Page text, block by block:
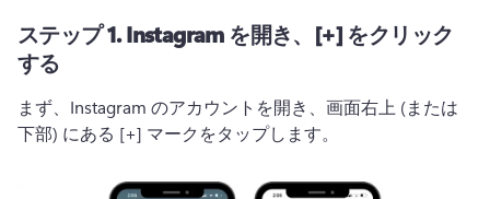
ステップ 1.Instagram を開き、[+] をクリック
する
まず、Instagram のアカウントを開き、 画面右上 (または
下部) にある [+] マークをタップします。